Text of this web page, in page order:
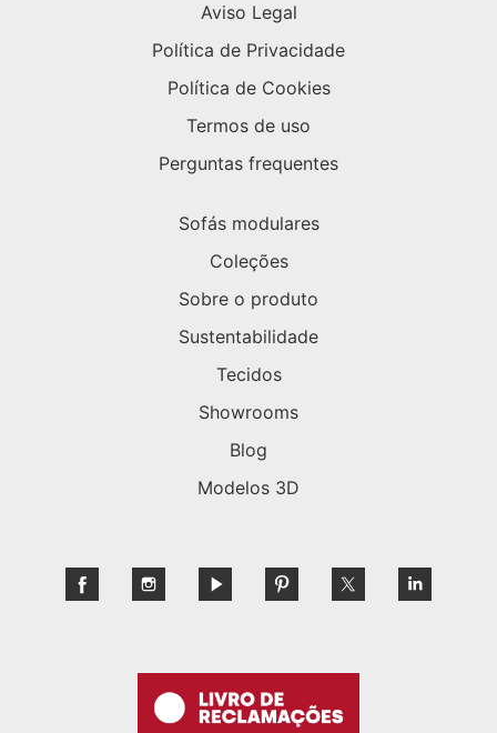
Aviso Legal
Política de Privacidade
Política de Cookies
Termos de uso
Perguntas frequentes
Sofás modulares
Coleções
Sobre o produto
Sustentabilidade
Tecidos
Showrooms
Blog
Modelos 3D